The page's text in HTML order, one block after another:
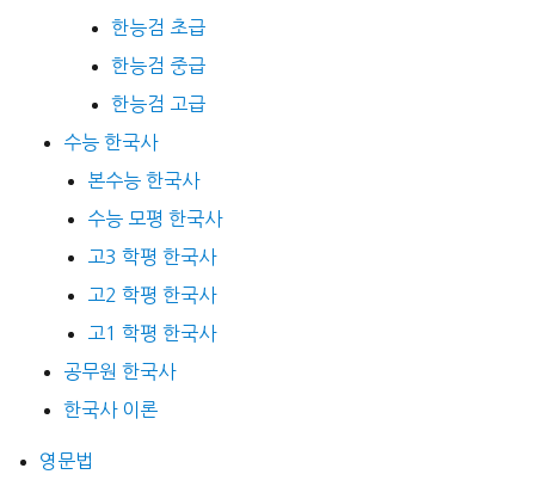
한능검 초급
한능검 중급
한능검 고급
수능 한국사
본수능 한국사
수능 모평 한국사
고3 학평 한국사
고2 학평 한국사
고1 학평 한국사
공무원 한국사
한국사 이론
영문법